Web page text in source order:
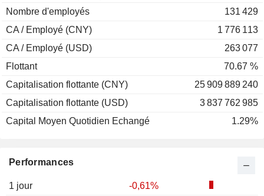
Performances
1 jour
-0,61%
Nombre d'employés
131 429
CA / Employé (CNY)
1 776 113
CA / Employé (USD)
263 077
Flottant
70.67 %
Capitalisation flottante (CNY)
25 909 889 240
Capitalisation flottante (USD)
3 837 762 985
Capital Moyen Quotidien Echangé
1.29%